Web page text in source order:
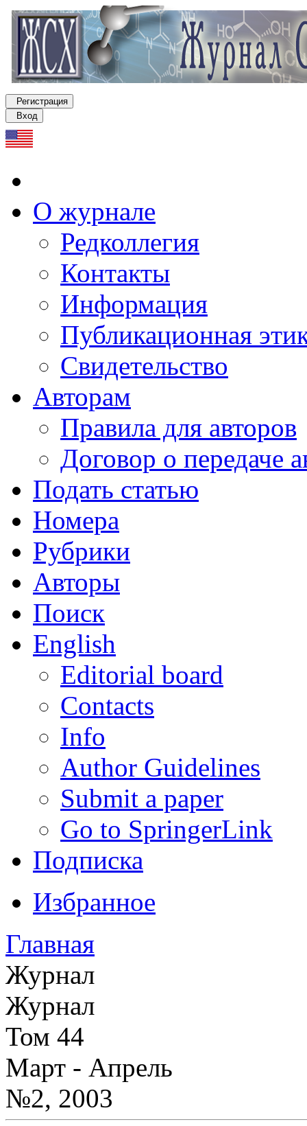
Регистрация
Вход
О журнале
Редколлегия
Контакты
Информация
Публикационная
Свидетельство
Авторам
Правила для авторов
Договор о передаче
Подать статью
Номера
Рубрики
Авторы
Поиск
English
Editorial board
Contacts
Info
Author Guidelines
Submit a paper
Go to SpringerLink
Подписка
Избранное
Главная
Журнал
Журнал
Том 44
Март - Апрель
№2, 2003